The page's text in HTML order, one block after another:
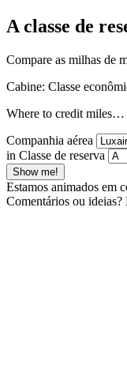
A classe de
Compare as milhas de
Cabine: Classe
Where to credit miles…
Companhia aérea
in Classe de reserva
Show me!
Estamos animados em
Comentários ou ideias?